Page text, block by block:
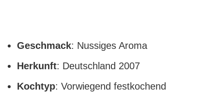
Geschmack: Nussiges Aroma
Herkunft: Deutschland 2007
Kochtyp: Vorwiegend festkochend